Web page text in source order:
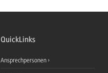
QuickLinks
Ansprechpersonen